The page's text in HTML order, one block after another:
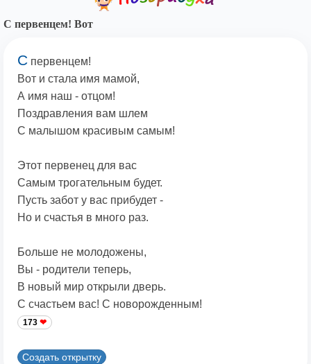
С первенцем! Вот
С первенцем!
Вот и стала имя мамой,
А имя наш - отцом!
Поздравления вам шлем
С малышом красивым самым!
Этот первенец для вас
Самым трогательным будет.
Пусть забот у вас прибудет -
Но и счастья в много раз.
Больше не молодожены,
Вы - родители теперь,
В новый мир открыли дверь.
С счастьем вас! С новорожденным!
173
Создать открытку